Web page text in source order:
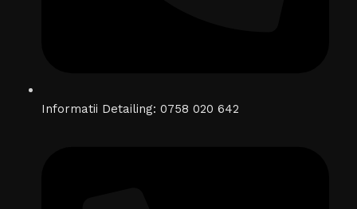
Informatii Detailing: 0758 020 642